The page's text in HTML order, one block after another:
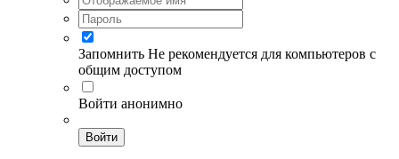
Запомнить Не рекомендуется для компьютеров с
общим доступом
Войти анонимно
Войти